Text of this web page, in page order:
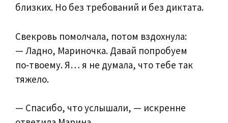
близких. Но без требований и без диктата.
Свекровь помолчала, потом вздохнула:
— Ладно, Мариночка. Давай попробуем
по‑твоему. Я… я не думала, что тебе так
тяжело.
— Спасибо, что услышали, — искренне